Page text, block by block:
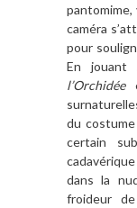
caméra
pour
En jouant
l’Orchidée
du
certain
dans la
froideur